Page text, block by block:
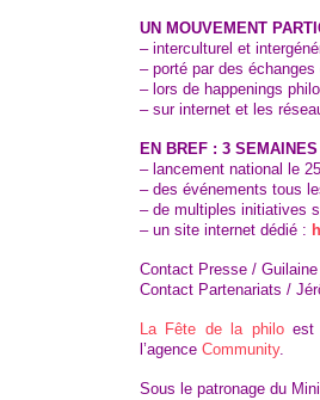
UN MOUVEMENT
– interculturel et
– porté par des
– lors de happenings
– sur internet et les
EN BREF : 3
– lancement national le
– des événements tous
– de multiples initiatives
– un site internet dédié :
Contact Presse /
Contact Partenariats /
La Fête de la philoest
l’agence Community.
Sous le patronage du